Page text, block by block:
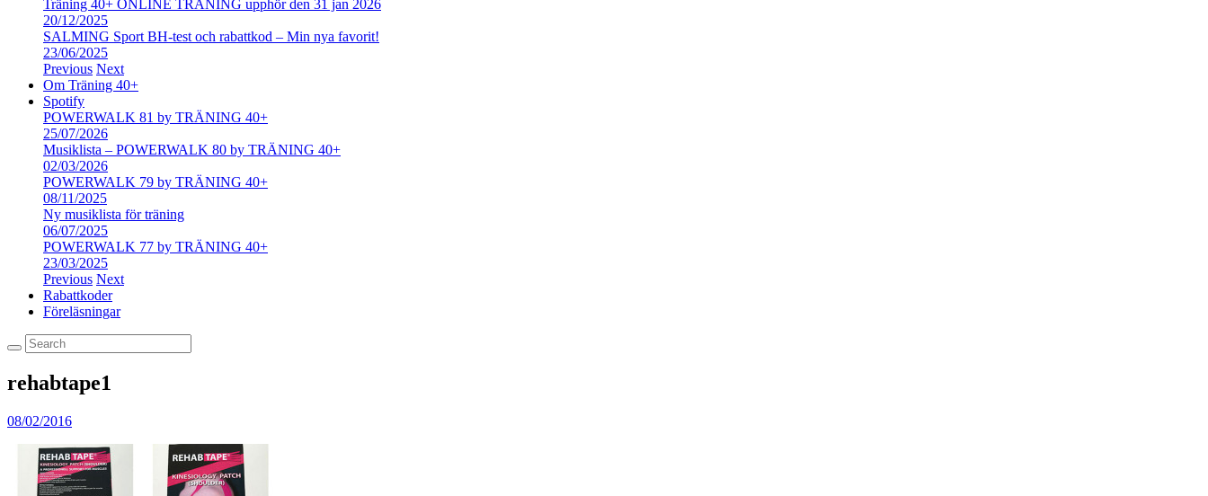
Träning 40+ ONLINE TRÄNING upphör den 31 jan 2026
20/12/2025
SALMING Sport BH-test och rabattkod – Min nya favorit!
23/06/2025
Previous Next
Om Träning 40+
Spotify
POWERWALK 81 by TRÄNING 40+
25/07/2026
Musiklista – POWERWALK 80 by TRÄNING 40+
02/03/2026
POWERWALK 79 by TRÄNING 40+
08/11/2025
Ny musiklista för träning
06/07/2025
POWERWALK 77 by TRÄNING 40+
23/03/2025
Previous Next
Rabattkoder
Föreläsningar
rehabtape1
08/02/2016